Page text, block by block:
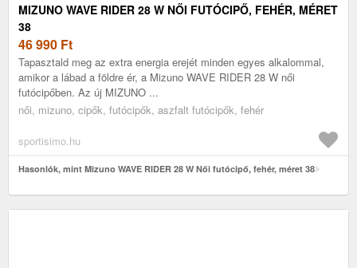
MIZUNO WAVE RIDER 28 W NŐI FUTÓCIPŐ, FEHÉR, MÉRET
38
46 990 Ft
Tapasztald meg az extra energia erejét minden egyes alkalommal,
amikor a lábad a földre ér, a Mizuno WAVE RIDER 28 W női
futócipőben. Az új MIZUNO ...
női, mizuno, cipők, futócipők, aszfalt futócipők, fehér
sportisimo.hu
Hasonlók, mint Mizuno WAVE RIDER 28 W Női futócipő, fehér, méret 38